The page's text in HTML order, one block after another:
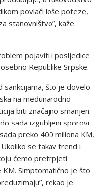
povlači loše poteze,
stanovništvo”, kaže
pojaviti i posljedice
Republike Srpske.
sankcijama, što je dovelo
na međunarodno
biti značajno smanjen.
sada izgubljeni sporovi
preko 400 miliona KM,
se takav trend i
ćemo pretrpjeti
Simptomatično je što
rekao je